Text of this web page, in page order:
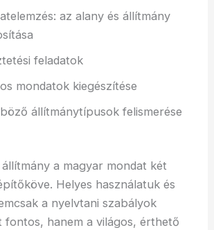
az alany és állítmány
feladatok
mondatok kiegészítése
állítmánytípusok felismerése
a magyar mondat két
Helyes használatuk és
a nyelvtani szabályok
fontos, hanem a világos, érthető